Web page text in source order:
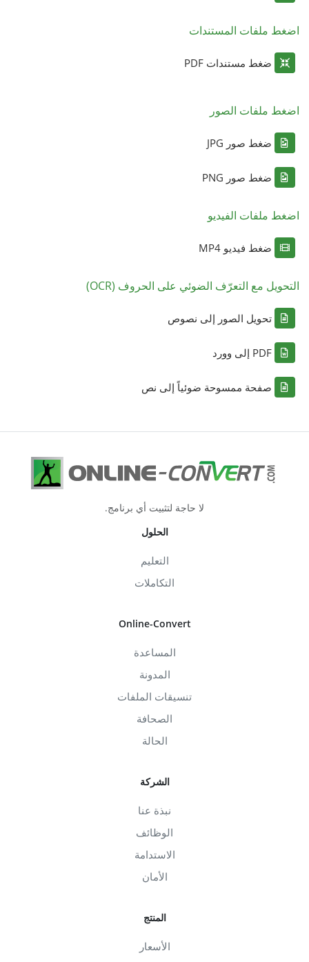
اضغط ملفات المستندات
ضغط مستندات PDF
اضغط ملفات الصور
ضغط صور JPG
ضغط صور PNG
اضغط ملفات الفيديو
ضغط فيديو MP4
التحويل مع التعرّف الضوئي على الحروف (OCR)
تحويل الصور إلى نصوص
PDF إلى وورد
صفحة ممسوحة ضوئياً إلى نص
لا حاجة لتثبيت أي برنامج.
الحلول
التعليم
التكاملات
Online-Convert
المساعدة
المدونة
تنسيقات الملفات
الصحافة
الحالة
الشركة
نبذة عنا
الوظائف
الاستدامة
الأمان
المنتج
الأسعار